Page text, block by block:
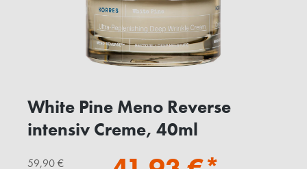
White Pine Meno Reverse
intensiv Creme, 40ml
59,90 €